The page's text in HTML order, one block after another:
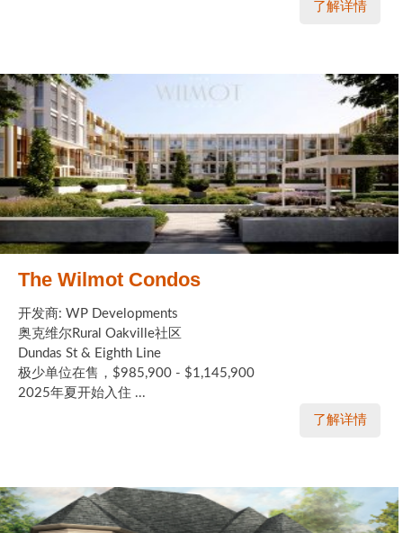
了解详情
The Wilmot Condos
开发商: WP Developments
奥克维尔Rural Oakville社区
Dundas St & Eighth Line
极少单位在售，$985,900 - $1,145,900
2025年夏开始入住 ...
了解详情